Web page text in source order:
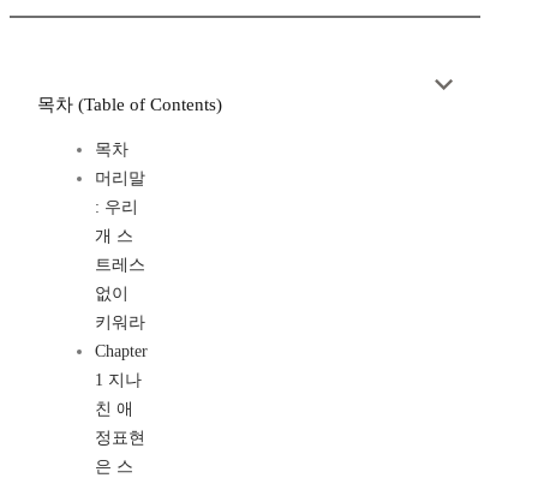
목차 (Table of Contents)
목차
머리말
: 우리
개 스
트레스
없이
키워라
Chapter
1 지나
친 애
정표현
은 스